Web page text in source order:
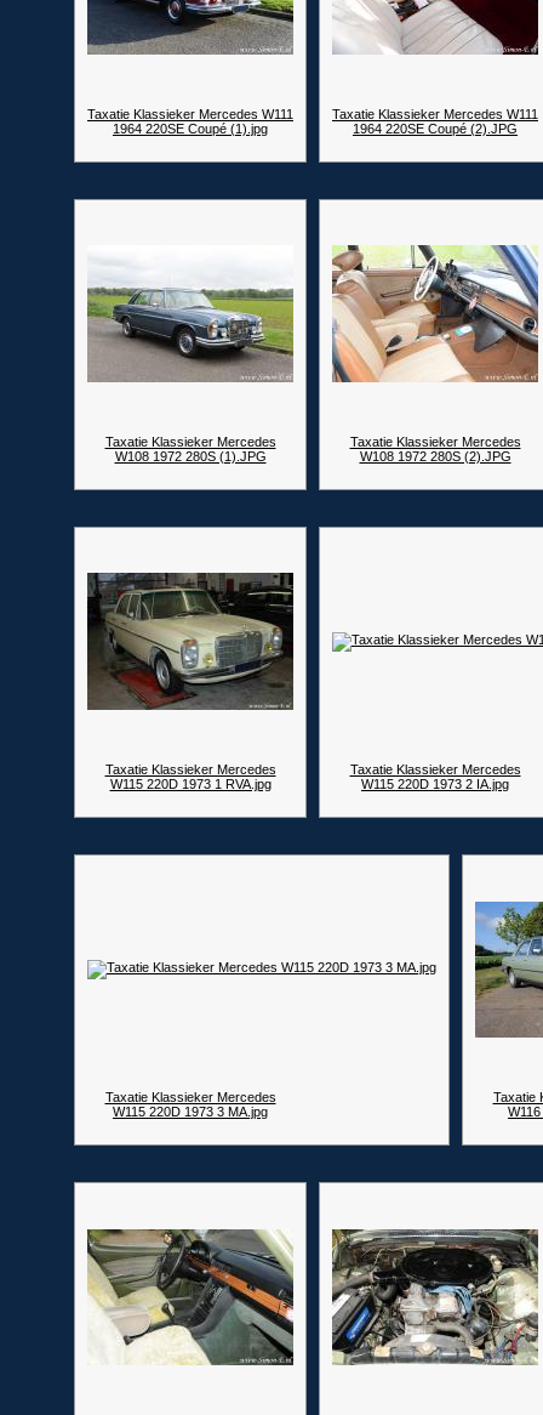
Taxatie Klassieker Mercedes W111
1964 220SE Coupé (1).jpg
Taxatie Klassieker Mercedes W111
1964 220SE Coupé (2).JPG
Taxatie Klassieker Mercedes
W108 1972 280S (1).JPG
Taxatie Klassieker Mercedes
W108 1972 280S (2).JPG
Taxatie Klassieker Mercedes
W115 220D 1973 1 RVA.jpg
Taxatie Klassieker Mercedes
W115 220D 1973 2 IA.jpg
Taxatie Klassieker Mercedes
W115 220D 1973 3 MA.jpg
Taxatie